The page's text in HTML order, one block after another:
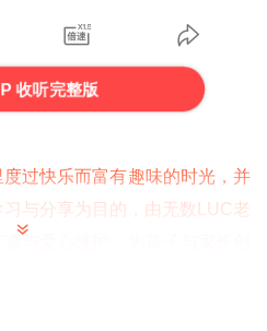
收听完整版
过快乐而富有趣味的时光，并
与分享为目的，由无数LUC老